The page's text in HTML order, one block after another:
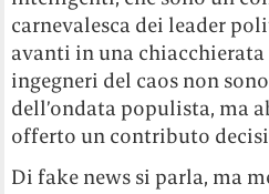
carnevalesca dei leader
avanti in una
ingegneri del caos non
dell’ondata populista, ma
offerto un contributo
Di fake news si parla, ma